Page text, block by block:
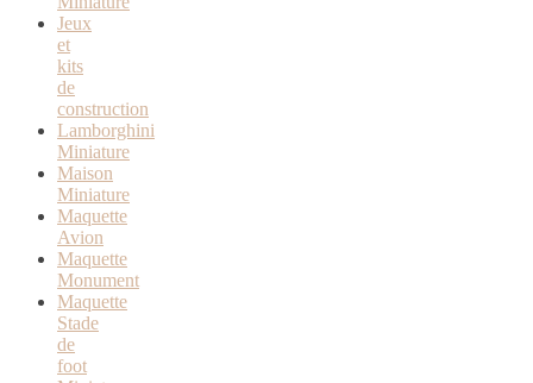
Jeux
et
kits
de
construction
Lamborghini
Miniature
Maison
Miniature
Maquette
Avion
Maquette
Monument
Maquette
Stade
de
foot